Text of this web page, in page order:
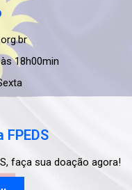
18h00min
faça sua doação agora!